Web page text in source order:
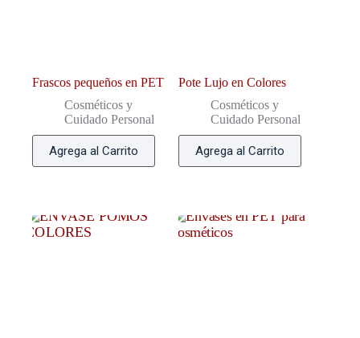
Frascos pequeños en PET
Cosméticos y
Cuidado Personal
Agrega al Carrito
Pote Lujo en Colores
Cosméticos y
Cuidado Personal
Agrega al Carrito